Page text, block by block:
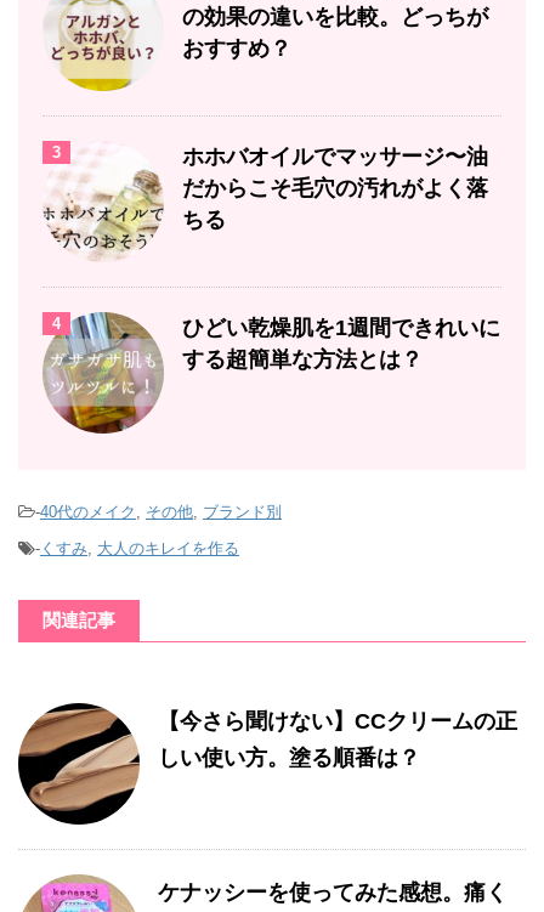
の効果の違いを比較。どっちが
おすすめ？
3
ホホバオイルでマッサージ〜油
だからこそ毛穴の汚れがよく落
ちる
4
ひどい乾燥肌を1週間できれいに
する超簡単な方法とは？
-40代のメイク , その他, ブランド別
- くすみ, 大人のキレイを作る
関連記事
【今さら聞けない】CCクリームの正
しい使い方。塗る順番は？
ケナッシーを使ってみた感想。痛く